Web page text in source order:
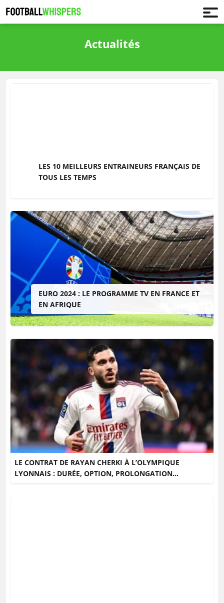
Actualités
LES 10 MEILLEURS ENTRAINEURS FRANÇAIS DE
TOUS LES TEMPS
EURO 2024 : LE PROGRAMME TV EN FRANCE ET
EN AFRIQUE
LE CONTRAT DE RAYAN CHERKI À L’OLYMPIQUE
LYONNAIS : DURÉE, OPTION, PROLONGATION…